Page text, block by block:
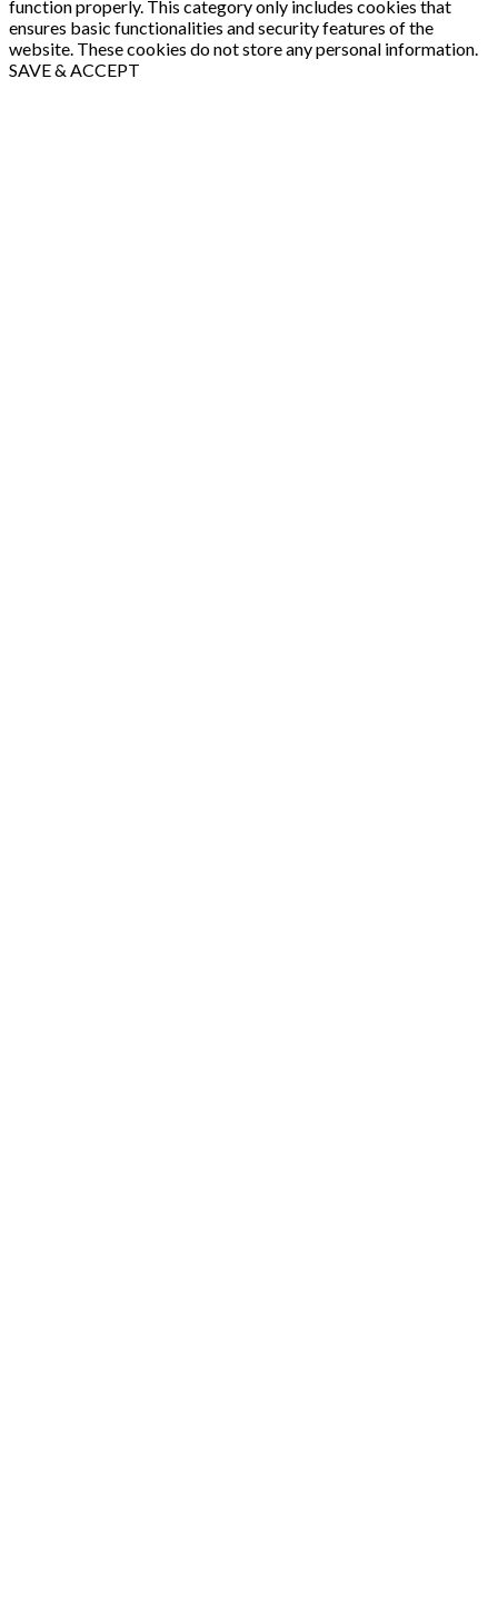
function properly. This category only includes cookies that
ensures basic functionalities and security features of the
website. These cookies do not store any personal information.
SAVE & ACCEPT